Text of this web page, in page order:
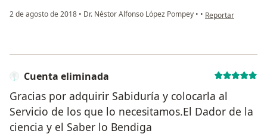
2 de agosto de 2018 • Dr. Néstor Alfonso López Pompey • • en opinión del
Reportar
Cuenta eliminada
Gracias por adquirir Sabiduría y colocarla al
Servicio de los que lo necesitamos.El Dador de la
ciencia y el Saber lo Bendiga